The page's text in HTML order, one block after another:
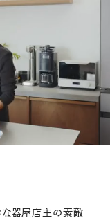
t
な器屋店主の素敵